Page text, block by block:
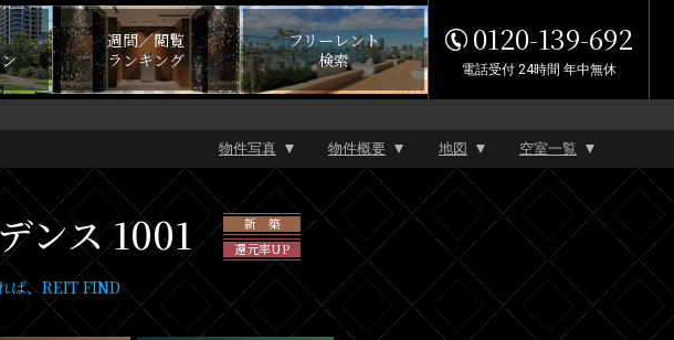
週間／閲覧
ランキング
フリーレント
検索
0120-139-692
電話受付 24時間 年中無休
物件写真 物件概要 地図 空室一覧
ンス 1001
新 築
還元率UP
ば、REIT FIND